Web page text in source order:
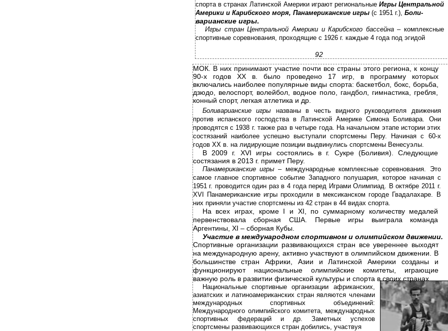
спорта в странах Латинской Америки играют региональные Игры Центральной
Америки и Карибского моря, Панамериканские игры (с 1951 г.), Боли-
варианские игры.
Игры стран Центральной Америки и Карибского бассейна– комплексные
спортивные соревнования, проходящие с 1926 г. каждые 4 года под эгидой
92
МОК. В них принимают участие почти все страны этого региона, к концу
90-х годов XX в. было проведено 17 игр, в программу которых
включались наиболее популярные виды спорта: баскетбол, бокс, борьба,
дзюдо, велоспорт, волейбол, водное поло, гандбол, гимнастика, гребля,
конный спорт, легкая атлетика и др.
Боливарианские игры названы в честь видного руководителя движения
против испанского господства в Латинской Америке Симона Боливара. Они
проводятся с 1938 г. также раз в четыре года. На начальном этапе истории этих
состязаний наиболее успешно выступали спортсмены Перу. Начиная с 60-х
годов ХХ в. на лидирующие позиции выдвинулись спортсмены Венесуэлы.
В 2009 г. XVI игры состоялись в г. Сукре (Боливия). Следующие
состязания в 2013 г. примет Перу.
Панамериканские игры– международные комплексные соревнования. Это
самое главное спортивное событие Западного полушария, которое начиная с
1951 г. проводится один раз в 4 года перед Играми Олимпиад. В октябре 2011 г.
XVI Панамериканские игры проходили в мексиканском городе Гвадалахаре. В
них приняли участие спортсмены из 42 стран в 44 видах спорта.
На всех играх, кроме I и XI, по суммарному количеству медалей
первенствовала сборная США. Первые игры выиграла команда
Аргентины, XI – сборная Кубы.
Участие в международном спортивном и олимпийском движении.
Спортивные организации развивающихся стран все увереннее выходят
на международную арену, активно участвуют в олимпийском движении. В
большинстве стран Африки, Азии и Латинской Америки созданы и
функционируют национальные олимпийские комитеты, играющие
важную роль в развитии физической культуры и спорта в своих странах.
Национальные спортивные организации африканских,
азиатских и латиноамериканских стран являются членами
международных спортивных объединений:
Международного олимпийского комитета, международных
спортивных федераций и др. Заметных успехов
спортсмены развивающихся стран добились, участвуя